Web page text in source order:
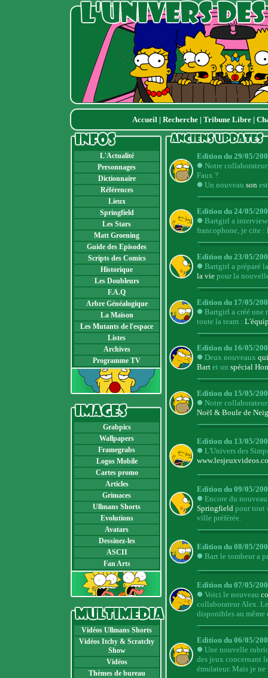
Accueil| Recherche| Tribune Libre |
L'Actualité
Personnages
Dictionnaire
Références
Lieux
Springfield
Les Stars
Matt Groening
Guide des Episodes
Scripts des Comics
Historique
Les Doubleurs
F.A.Q
Arbre Généalogique
La Maison
Les Mutants de l'espace
Listes
Archives
Programme TV
Grabpics
Wallpapers
Framegrabs
Logos Mobile
Cartes promo
Articles
Grimaces
Ullmans Shorts
Evolutions
Avatars
Dessinez-les
ASCII
Fan Arts
Vidéos Ullmans Shorts
Vidéos Itchy & Scratchy
Show
Vidéos
Thèmes de bureau
Edition du 29/05/
Notre
Faux ?
Un nouveau son
Edition du 24/05/
Bartgirl a
francophone, je cite :
Edition du 23/05/
Bartgirl a préparé
la vie pour la
Edition du 17/05/
Bartgirl a créé une
toute la team :
Edition du 16/05/
Deux nouveaux
Bart et un spécial
Edition du 15/05/
Notre
Noël & Boule de
Edition du 13/05/
L'Univers des
Edition du 09/05/
Encore du
Springfield pour tout
ville préférée.
Edition du 08/05/
Bart le tombeur a
Edition du 07/05/
Voici le nouveau
collaborateur Alex.
disponibles au même
Edition du 06/05/
Une nouvelle
des jeux concernant
émulateur. Mais je